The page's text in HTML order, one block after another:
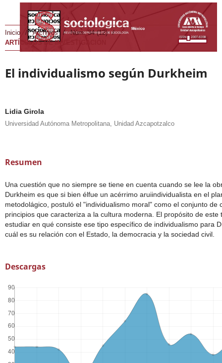
Inicio / Archivos / Núm. 34 (12)
/
ARTÍCULOS DE INVESTIGACIÓN
El individualismo según Durkheim
Lidia Girola
Universidad Autónoma Metropolitana, Unidad Azcapotzalco
Resumen
Una cuestión que no siempre se tiene en cuenta cuando se lee la
Durkheim es que si bien élfue un acérrimo aruiindividualista en el
metodolágico, postuló el "individualismo moral" como el conjunto de
principios que caracteriza a la cultura moderna. El propósito de este
estudiar en qué consiste ese tipo específico de individualismo para
cuál es su relación con el Estado, la democracia y la sociedad civil.
Descargas